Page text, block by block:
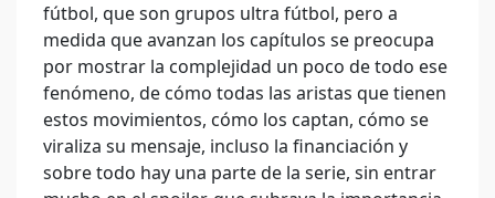
fútbol, que son grupos ultra fútbol, pero a
medida que avanzan los capítulos se preocupa
por mostrar la complejidad un poco de todo ese
fenómeno, de cómo todas las aristas que tienen
estos movimientos, cómo los captan, cómo se
viraliza su mensaje, incluso la financiación y
sobre todo hay una parte de la serie, sin entrar